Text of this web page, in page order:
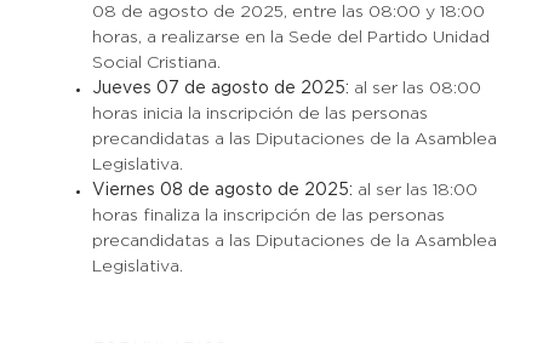
08 de agosto de 2025, entre las 08:00 y 18:00
horas, a realizarse en la Sede del Partido Unidad
Social Cristiana.
Jueves 07 de agosto de 2025: al ser las 08:00
horas inicia la inscripción de las personas
precandidatas a las Diputaciones de la Asamblea
Legislativa.
Viernes 08 de agosto de 2025: al ser las 18:00
horas finaliza la inscripción de las personas
precandidatas a las Diputaciones de la Asamblea
Legislativa.